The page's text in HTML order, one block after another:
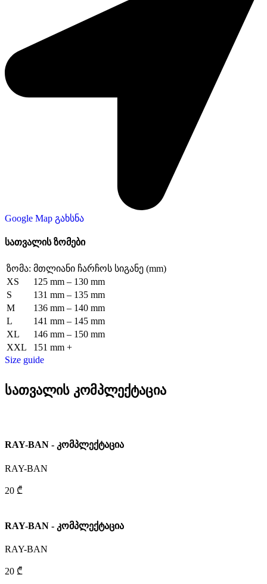
Google Map გახსნა
სათვალის ზომები
ზომა: მთლიანი ჩარჩოს სიგანე (mm)
XS
125 mm – 130 mm
S
131 mm – 135 mm
M
136 mm – 140 mm
L
141 mm – 145 mm
XL
146 mm – 150 mm
XXL
151 mm +
Size guide
სათვალის კომპლექტაცია
RAY-BAN - კომპლექტაცია
RAY-BAN
20 ₾
RAY-BAN - კომპლექტაცია
RAY-BAN
20 ₾